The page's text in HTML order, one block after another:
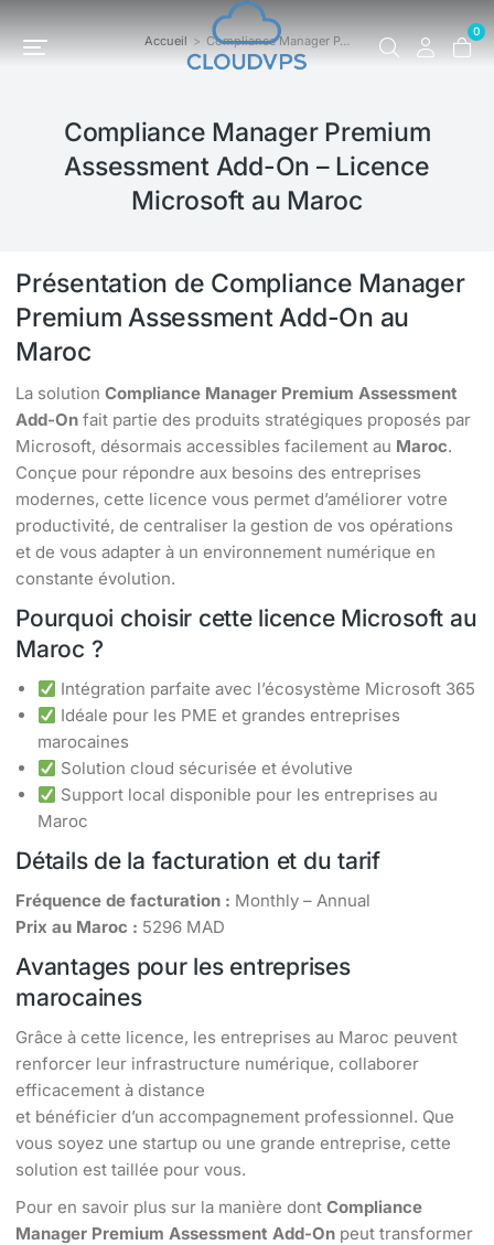
0
Vous êtes ici :Accueil Compliance Manager P…
Compliance Manager Premium
Assessment Add-On – Licence
Microsoft au Maroc
Présentation de Compliance Manager
Premium Assessment Add-On au
Maroc
La solution Compliance Manager Premium Assessment
Add-On fait partie des produits stratégiques proposés par
Microsoft, désormais accessibles facilement au Maroc.
Conçue pour répondre aux besoins des entreprises
modernes, cette licence vous permet d’améliorer votre
productivité, de centraliser la gestion de vos opérations
et de vous adapter à un environnement numérique en
constante évolution.
Pourquoi choisir cette licence Microsoft au
Maroc ?
Intégration parfaite avec l’écosystème Microsoft 365
Idéale pour les PME et grandes entreprises
marocaines
Solution cloud sécurisée et évolutive
Support local disponible pour les entreprises au
Maroc
Détails de la facturation et du tarif
Fréquence de facturation : Monthly – Annual
Prix au Maroc : 5296 MAD
Avantages pour les entreprises
marocaines
Grâce à cette licence, les entreprises au Maroc peuvent
renforcer leur infrastructure numérique, collaborer
efficacement à distance
et bénéficier d’un accompagnement professionnel. Que
vous soyez une startup ou une grande entreprise, cette
solution est taillée pour vous.
Pour en savoir plus sur la manière dont Compliance
Manager Premium Assessment Add-On peut transformer